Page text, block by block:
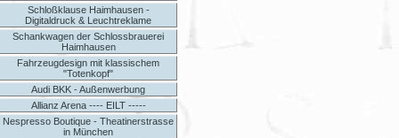
Schloßklause Haimhausen -
Digitaldruck & Leuchtreklame
Schankwagen der Schlossbrauerei
Haimhausen
Fahrzeugdesign mit klassischem
"Totenkopf"
Audi BKK - Außenwerbung
Allianz Arena ---- EILT -----
Nespresso Boutique - Theatinerstrasse
in München